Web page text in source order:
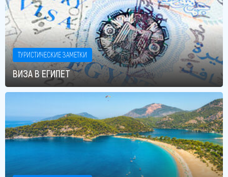
ТУРИСТИЧЕСКИЕ ЗАМЕТКИ
ВИЗА В ЕГИПЕТ